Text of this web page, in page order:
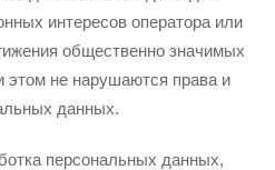
интересов оператора или
общественно значимых
этом не нарушаются права и
данных.
персональных данных,